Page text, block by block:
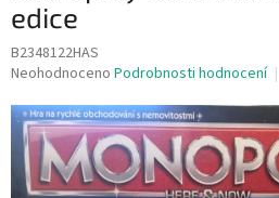
edice
B2348122HAS
Průměrné
produktu
je
0,0
Neohodnoceno Podrobnosti hodnocení